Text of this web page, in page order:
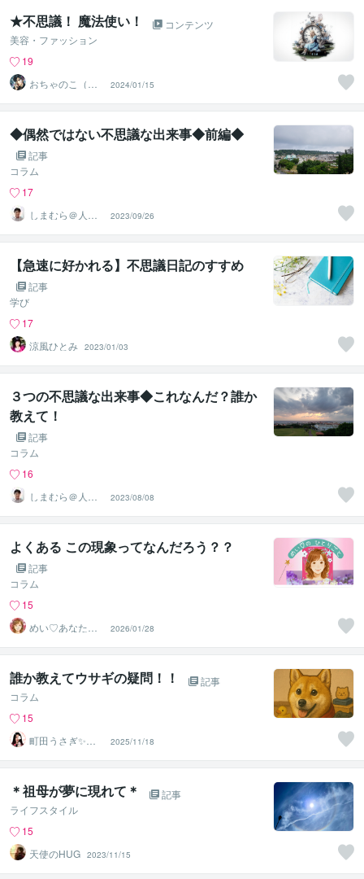
★不思議！ 魔法使い！
コンテンツ
美容・ファッション
19
おちゃのこ（御
茶乃子祭々）
2024/01/15
◆偶然ではない不思議な出来事◆前編◆
記事
コラム
17
しまむら＠人事
コンサルタント
2023/09/26
【急速に好かれる】不思議日記のすすめ
記事
学び
17
涼風ひとみ 2023/01/03
３つの不思議な出来事◆これなんだ？誰か
教えて！
記事
コラム
16
しまむら＠人事
コンサルタント
2023/08/08
よくある この現象ってなんだろう？？
記事
コラム
15
めい♡あなたの
陽だまりセラピ
スト
2026/01/28
誰か教えてウサギの疑問！！
記事
コラム
15
町田うさぎ✨閃
光の幸せ届け人
♡怪談師⛩️
2025/11/18
＊祖母が夢に現れて＊
記事
ライフスタイル
15
天使のHUG 2023/11/15